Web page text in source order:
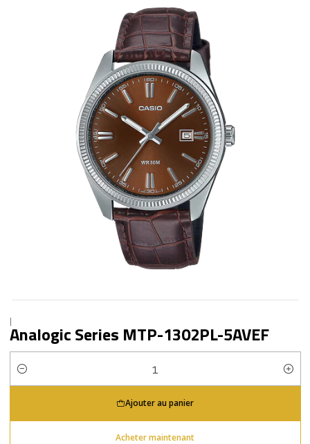
|
Analogic Series MTP-1302PL-5AVEF
Quantité
Ajouter au panier
Acheter maintenant